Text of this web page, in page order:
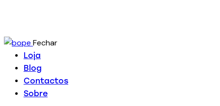
Fechar
Loja
Blog
Contactos
Sobre